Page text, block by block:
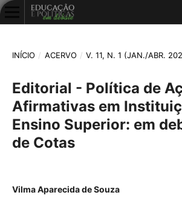
INÍCIO / ACERVO / V. 11, N. 1 (JAN./ABR.
Editorial - Política de
Afirmativas em
Ensino Superior: em
de Cotas
Vilma Aparecida de Souza